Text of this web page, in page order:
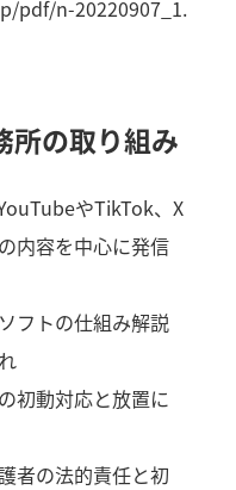
pdf/n-20220907_1.
所の取り組み
やTikTok、X
内容を中心に発信
フトの仕組み解説
初動対応と放置に
者の法的責任と初